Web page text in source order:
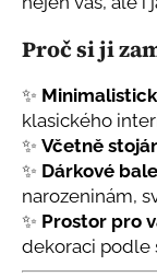
Proč si ji
✨
klasického
✨ Včetně
✨ Dárkové
narozeninám,
✨ Prostor pro
dekoraci podle
o
p
o
r
u
č
u
j
e
m
e